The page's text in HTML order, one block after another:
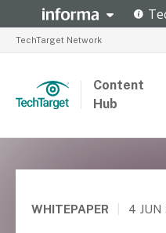
TechTarget Network
Content
Hub
WHITEPAPER 4 JUN